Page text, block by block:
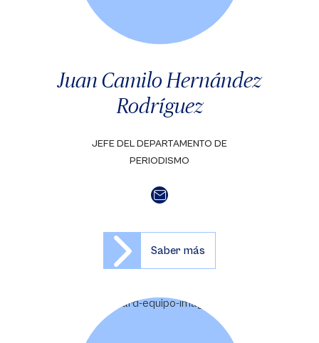
Juan Camilo Hernández
Rodríguez
JEFE DEL DEPARTAMENTO DE
PERIODISMO
Saber más